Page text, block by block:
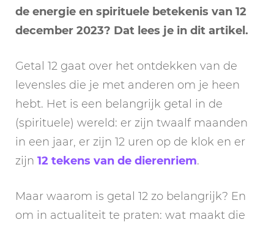
de energie en spirituele betekenis van 12
december 2023? Dat lees je in dit artikel.
Getal 12 gaat over het ontdekken van de
levensles die je met anderen om je heen
hebt. Het is een belangrijk getal in de
(spirituele) wereld: er zijn twaalf maanden
in een jaar, er zijn 12 uren op de klok en er
zijn 12 tekens van de dierenriem.
Maar waarom is getal 12 zo belangrijk? En
om in actualiteit te praten: wat maakt die